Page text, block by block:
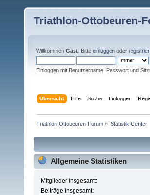
Triathlon-Ottobeuren-
Willkommen Gast . Bitte einloggen oder
Einloggen mit Benutzername, Passwort und
Übersicht Hilfe Suche Einloggen
Triathlon-Ottobeuren-Forum » Statistik-Center
Allgemeine Statistiken
Mitglieder insgesamt:
Beiträge insgesamt: